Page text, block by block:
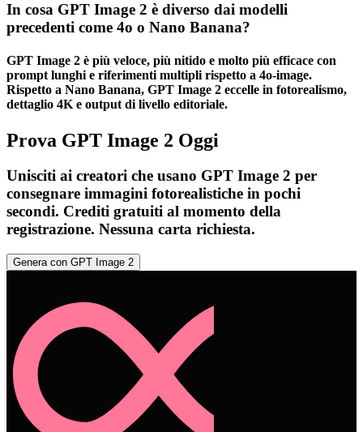
In cosa GPT Image 2 è diverso dai modelli
precedenti come 4o o Nano Banana?
GPT Image 2 è più veloce, più nitido e molto più efficace con
prompt lunghi e riferimenti multipli rispetto a 4o-image.
Rispetto a Nano Banana, GPT Image 2 eccelle in fotorealismo,
dettaglio 4K e output di livello editoriale.
Prova GPT Image 2 Oggi
Unisciti ai creatori che usano GPT Image 2 per
consegnare immagini fotorealistiche in pochi
secondi. Crediti gratuiti al momento della
registrazione. Nessuna carta richiesta.
Genera con GPT Image 2